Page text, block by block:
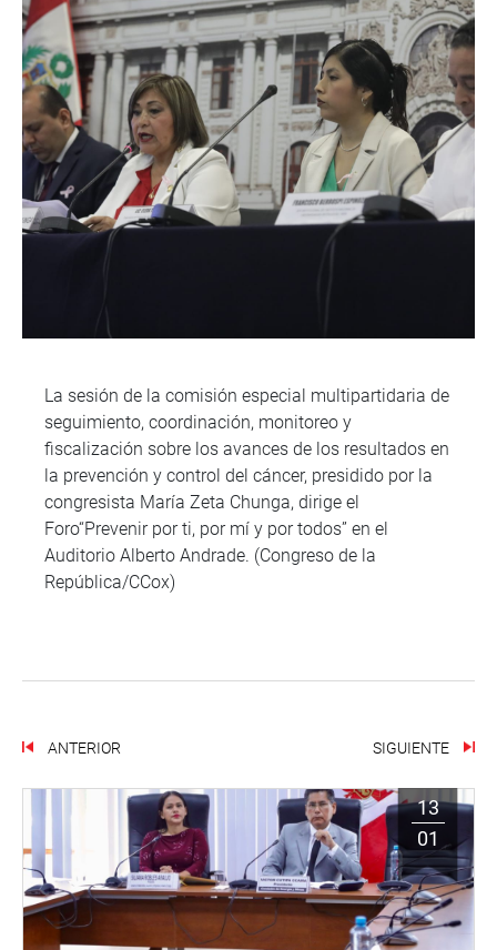
La sesión de la comisión especial multipartidaria de
seguimiento, coordinación, monitoreo y
fiscalización sobre los avances de los resultados en
la prevención y control del cáncer, presidido por la
congresista María Zeta Chunga, dirige el
Foro“Prevenir por ti, por mí y por todos” en el
Auditorio Alberto Andrade. (Congreso de la
República/CCox)
ANTERIOR SIGUIENTE
13
01